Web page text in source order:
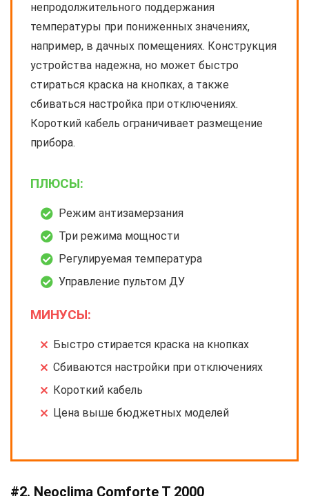
непродолжительного поддержания
температуры при пониженных значениях,
например, в дачных помещениях. Конструкция
устройства надежна, но может быстро
стираться краска на кнопках, а также
сбиваться настройка при отключениях.
Короткий кабель ограничивает размещение
прибора.
ПЛЮСЫ:
Режим антизамерзания
Три режима мощности
Регулируемая температура
Управление пультом ДУ
МИНУСЫ:
Быстро стирается краска на кнопках
Сбиваются настройки при отключениях
Короткий кабель
Цена выше бюджетных моделей
#2. Neoclima Comforte T 2000